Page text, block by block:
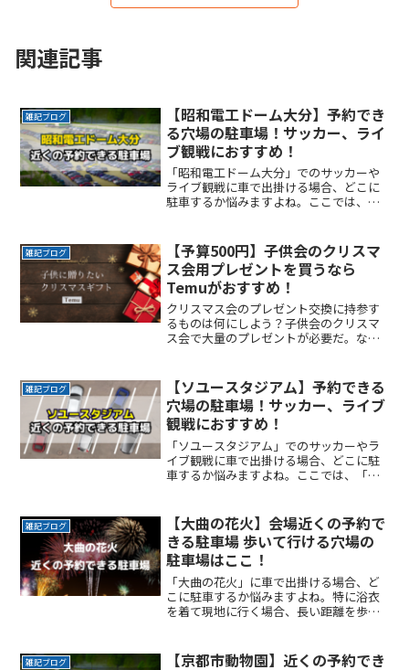
関連記事
雑記ブログ
【昭和電工ドーム大分】予約でき
る穴場の駐車場！サッカー、ライ
ブ観戦におすすめ！
「昭和電工ドーム大分」でのサッカーや
ライブ観戦に車で出掛ける場合、どこに
駐車するか悩みますよね。ここでは、
く近くに停めたい時間料金を気にせずイ
ベントを楽しみたい駐車場をReadMore...
雑記ブログ
【予算500円】子供会のクリスマ
ス会用プレゼントを買うなら
Temuがおすすめ！
クリスマス会のプレゼント交換に持参す
るものは何にしよう？子供会のクリスマ
ス会で大量のプレゼントが必要だ。な
紹介するTemuは、その豊富な品揃えはも
ちろん、価格の安さでもReadMore...
雑記ブログ
【ソユースタジアム】予約できる
穴場の駐車場！サッカー、ライブ
観戦におすすめ！
「ソユースタジアム」でのサッカーやラ
イブ観戦に車で出掛ける場合、どこに駐
車するか悩みますよね。ここでは、「ソ
に停めたい時間料金を気にせずイベント
を楽しみたい駐車場を探すReadMore...
雑記ブログ
【大曲の花火】会場近くの予約で
きる駐車場 歩いて行ける穴場の
駐車場はここ！
「大曲の花火」に車で出掛ける場合、ど
こに駐車するか悩みますよね。特に浴衣
を着て現地に行く場合、長い距離を歩く
感が欲しい時間料金を気にせず楽しみた
雑記ブログ
【京都市動物園】近くの予約でき